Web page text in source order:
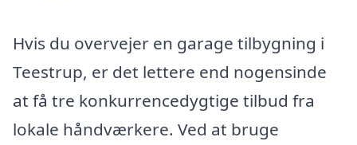
Hvis du overvejer en garage tilbygning i
Teestrup, er det lettere end nogensinde
at få tre konkurrencedygtige tilbud fra
lokale håndværkere. Ved at bruge